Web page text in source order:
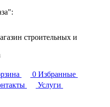
строительных и
0 Избранные
Услуги